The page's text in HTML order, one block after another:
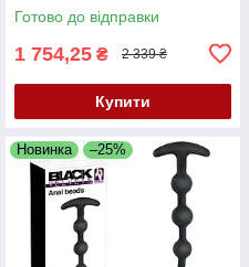
Готово до відправки
1 754,25 ₴ 2 339 ₴
Купити
Новинка –25%